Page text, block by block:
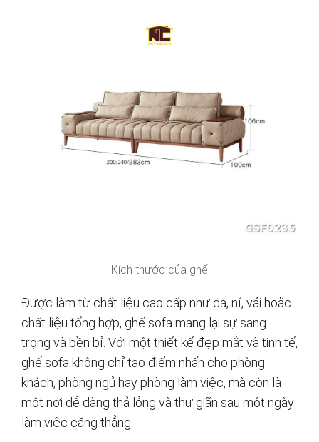
Kích thước của ghế
Được làm từ chất liệu cao cấp như da, nỉ, vải hoặc
chất liệu tổng hợp, ghế sofa mang lại sự sang
trọng và bền bỉ. Với một thiết kế đẹp mắt và tinh tế,
ghế sofa không chỉ tạo điểm nhấn cho phòng
khách, phòng ngủ hay phòng làm việc, mà còn là
một nơi dễ dàng thả lỏng và thư giãn sau một ngày
làm việc căng thẳng.